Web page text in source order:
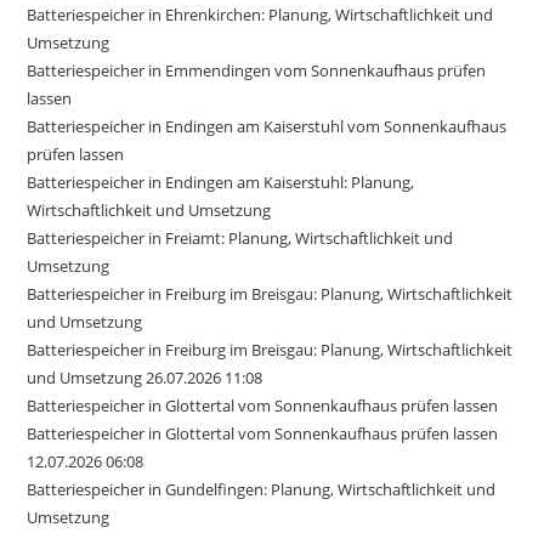
Batteriespeicher in Ehrenkirchen: Planung, Wirtschaftlichkeit und
Umsetzung
Batteriespeicher in Emmendingen vom Sonnenkaufhaus prüfen
lassen
Batteriespeicher in Endingen am Kaiserstuhl vom Sonnenkaufhaus
prüfen lassen
Batteriespeicher in Endingen am Kaiserstuhl: Planung,
Wirtschaftlichkeit und Umsetzung
Batteriespeicher in Freiamt: Planung, Wirtschaftlichkeit und
Umsetzung
Batteriespeicher in Freiburg im Breisgau: Planung, Wirtschaftlichkeit
und Umsetzung
Batteriespeicher in Freiburg im Breisgau: Planung, Wirtschaftlichkeit
und Umsetzung 26.07.2026 11:08
Batteriespeicher in Glottertal vom Sonnenkaufhaus prüfen lassen
Batteriespeicher in Glottertal vom Sonnenkaufhaus prüfen lassen
12.07.2026 06:08
Batteriespeicher in Gundelfingen: Planung, Wirtschaftlichkeit und
Umsetzung